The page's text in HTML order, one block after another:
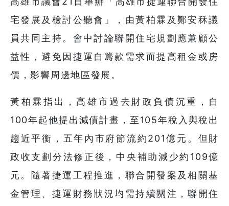
宅發展及檢討公聽會」，由黃柏霖及鄭安秝議
員共同主持。會中討論聯開住宅規劃應兼顧公
益性，避免因捷運自籌款需求而提高租金或房
價，影響周邊地區發展。
黃柏霖指出，高雄市過去財政負債沉重，自
100年起他提出減債計畫，至105年稅入與稅出
趨近平衡，五年內市府節流約201億元。但財
政收支劃分法修正後，中央補助減少約109億
元。隨著捷運工程推進，聯合開發案及相關基
金管理、捷運財務狀況均需持續關注，聯開住